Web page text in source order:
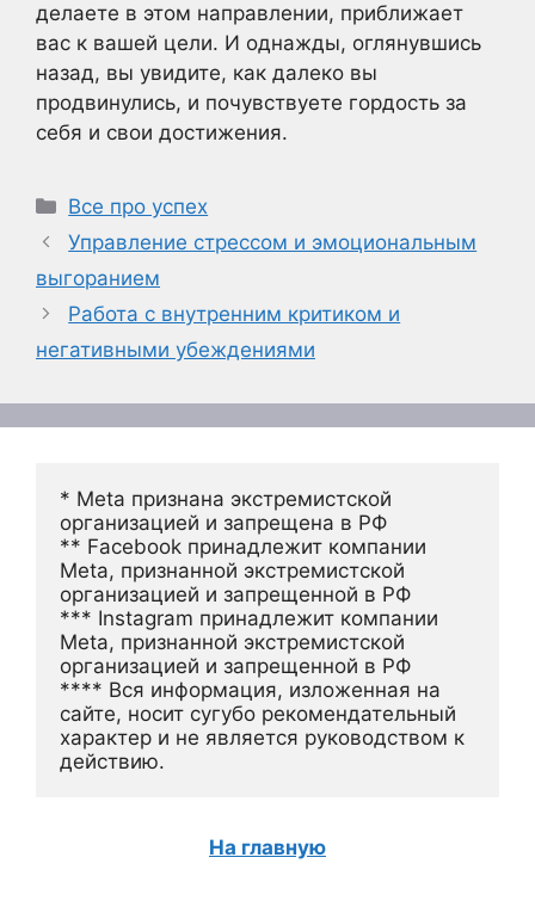
делаете в этом направлении, приближает
вас к вашей цели. И однажды, оглянувшись
назад, вы увидите, как далеко вы
продвинулись, и почувствуете гордость за
себя и свои достижения.
Рубрики
Все про успех
Управление стрессом и эмоциональным
выгоранием
Работа с внутренним критиком и
негативными убеждениями
* Meta признана экстремистской
организацией и запрещена в РФ
** Facebook принадлежит компании
Meta, признанной экстремистской
организацией и запрещенной в РФ
*** Instagram принадлежит компании
Meta, признанной экстремистской
организацией и запрещенной в РФ
**** Вся информация, изложенная на
сайте, носит сугубо рекомендательный
характер и не является руководством к
действию.
На главную